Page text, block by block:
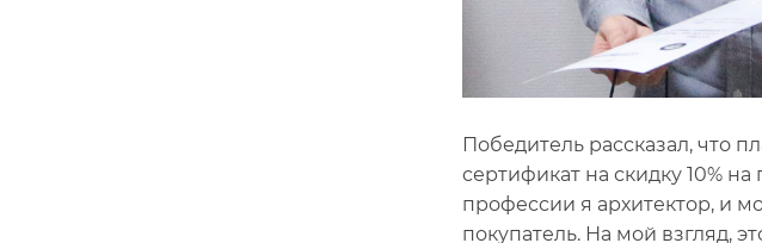
Победитель рассказал, что
сертификат на скидку 10%
профессии я архитектор, и
покупатель. На мой взгляд,